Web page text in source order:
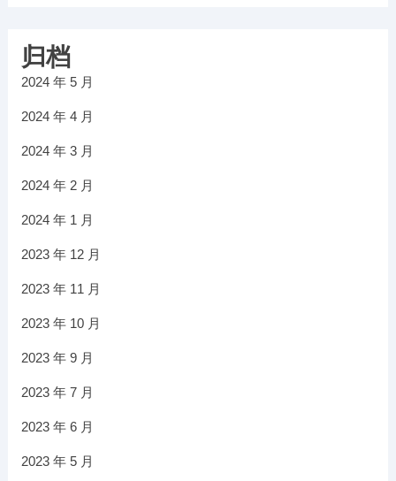
归档
2024 年 5 月
2024 年 4 月
2024 年 3 月
2024 年 2 月
2024 年 1 月
2023 年 12 月
2023 年 11 月
2023 年 10 月
2023 年 9 月
2023 年 7 月
2023 年 6 月
2023 年 5 月